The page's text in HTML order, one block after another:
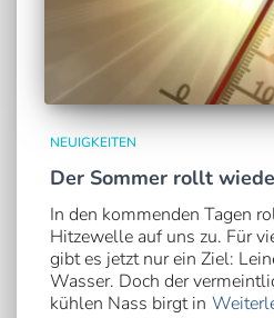
NEUIGKEITEN
Der Sommer rollt
In den kommenden Tagen
Hitzewelle auf uns zu. Für
gibt es jetzt nur ein Ziel:
Wasser. Doch der
kühlen Nass birgt in